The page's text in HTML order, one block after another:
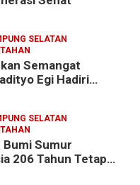
SELATAN
Semangat
Egi Hadiri
206 Tahun di
SELATAN
Bumi Sumur
206 Tahun Tetap
Ajak Generasi